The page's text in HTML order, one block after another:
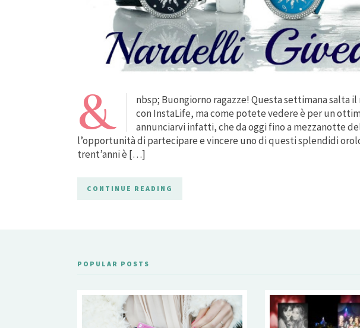
&
nbsp; Buongiorno ragazze! Questa settimana salta
con InstaLife, ma come potete vedere è per un
annunciarvi infatti, che da oggi fino a mezzanotte
l’opportunità di partecipare e vincere uno di questi splendidi
trent’anni è […]
CONTINUE READING
POPULAR POSTS